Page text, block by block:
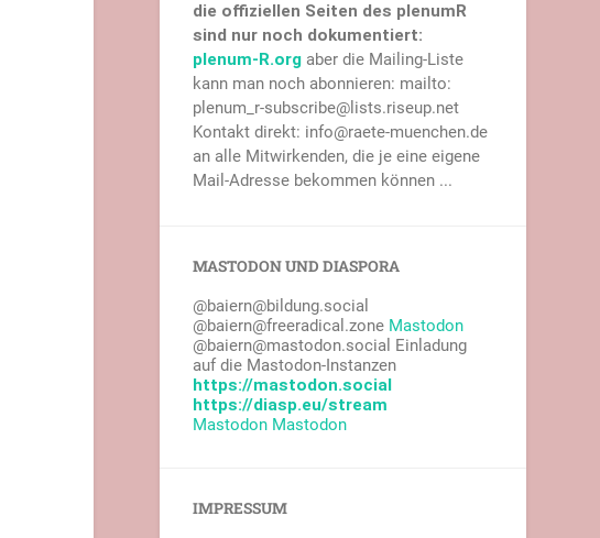
die offiziellen Seiten des plenumR
sind nur noch dokumentiert:
plenum-R.org aber die Mailing-Liste
kann man noch abonnieren: mailto:
plenum_r-subscribe@lists.riseup.net
Kontakt direkt: info@raete-muenchen.de
an alle Mitwirkenden, die je eine eigene
Mail-Adresse bekommen können ...
MASTODON UND DIASPORA
@baiern@bildung.social
@baiern@freeradical.zone Mastodon
@baiern@mastodon.social Einladung
auf die Mastodon-Instanzen
https://mastodon.social
https://diasp.eu/stream
Mastodon Mastodon
IMPRESSUM